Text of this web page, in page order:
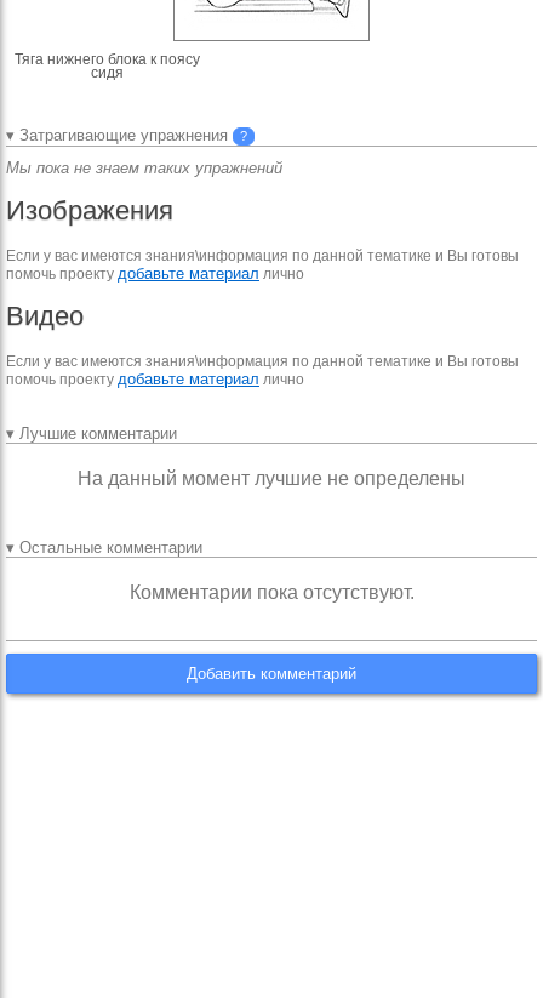
Тяга нижнего блока к поясу
сидя
▾ Затрагивающие упражнения ?
Мы пока не знаем таких упражнений
Изображения
Если у вас имеются знания\информация по данной тематике и Вы готовы
помочь проекту добавьте материал лично
Видео
Если у вас имеются знания\информация по данной тематике и Вы готовы
помочь проекту добавьте материал лично
▾ Лучшие комментарии
На данный момент лучшие не определены
▾ Остальные комментарии
Комментарии пока отсутствуют.
Добавить комментарий